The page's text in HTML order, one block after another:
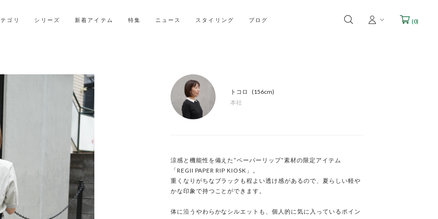
ゴリ
シリーズ 新着アイテム 特集 ニュース スタイリング ブログ (0)
トコロ
本社
156cm
涼感と機能性を備えた”ペーパーリップ”素材の限定アイテム
「REGII PAPER RIP KIOSK」。
重くなりがちなブラックも程よい透け感があるので、夏らしい軽や
かな印象で持つことができます。
体に沿うやわらかなシルエットも、個人的に気に入っているポイン